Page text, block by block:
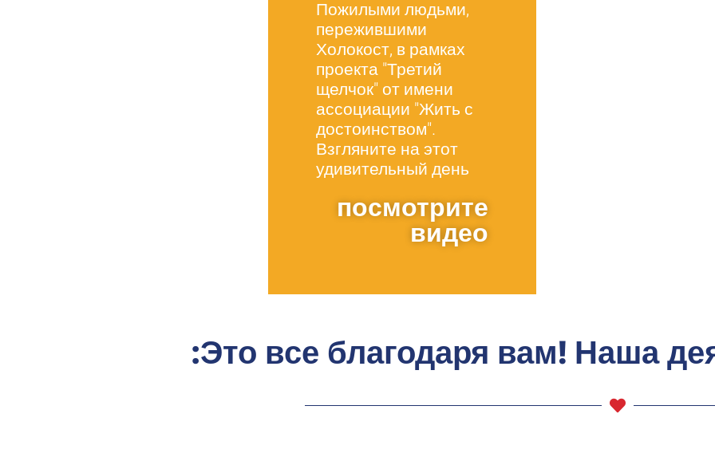
Пожилыми людьми,
пережившими
Холокост, в рамках
проекта "Третий
щелчок" от имени
ассоциации "Жить с
достоинством".
Взгляните на этот
удивительный день
посмотрите
видео
Это все благодаря вам! Наша